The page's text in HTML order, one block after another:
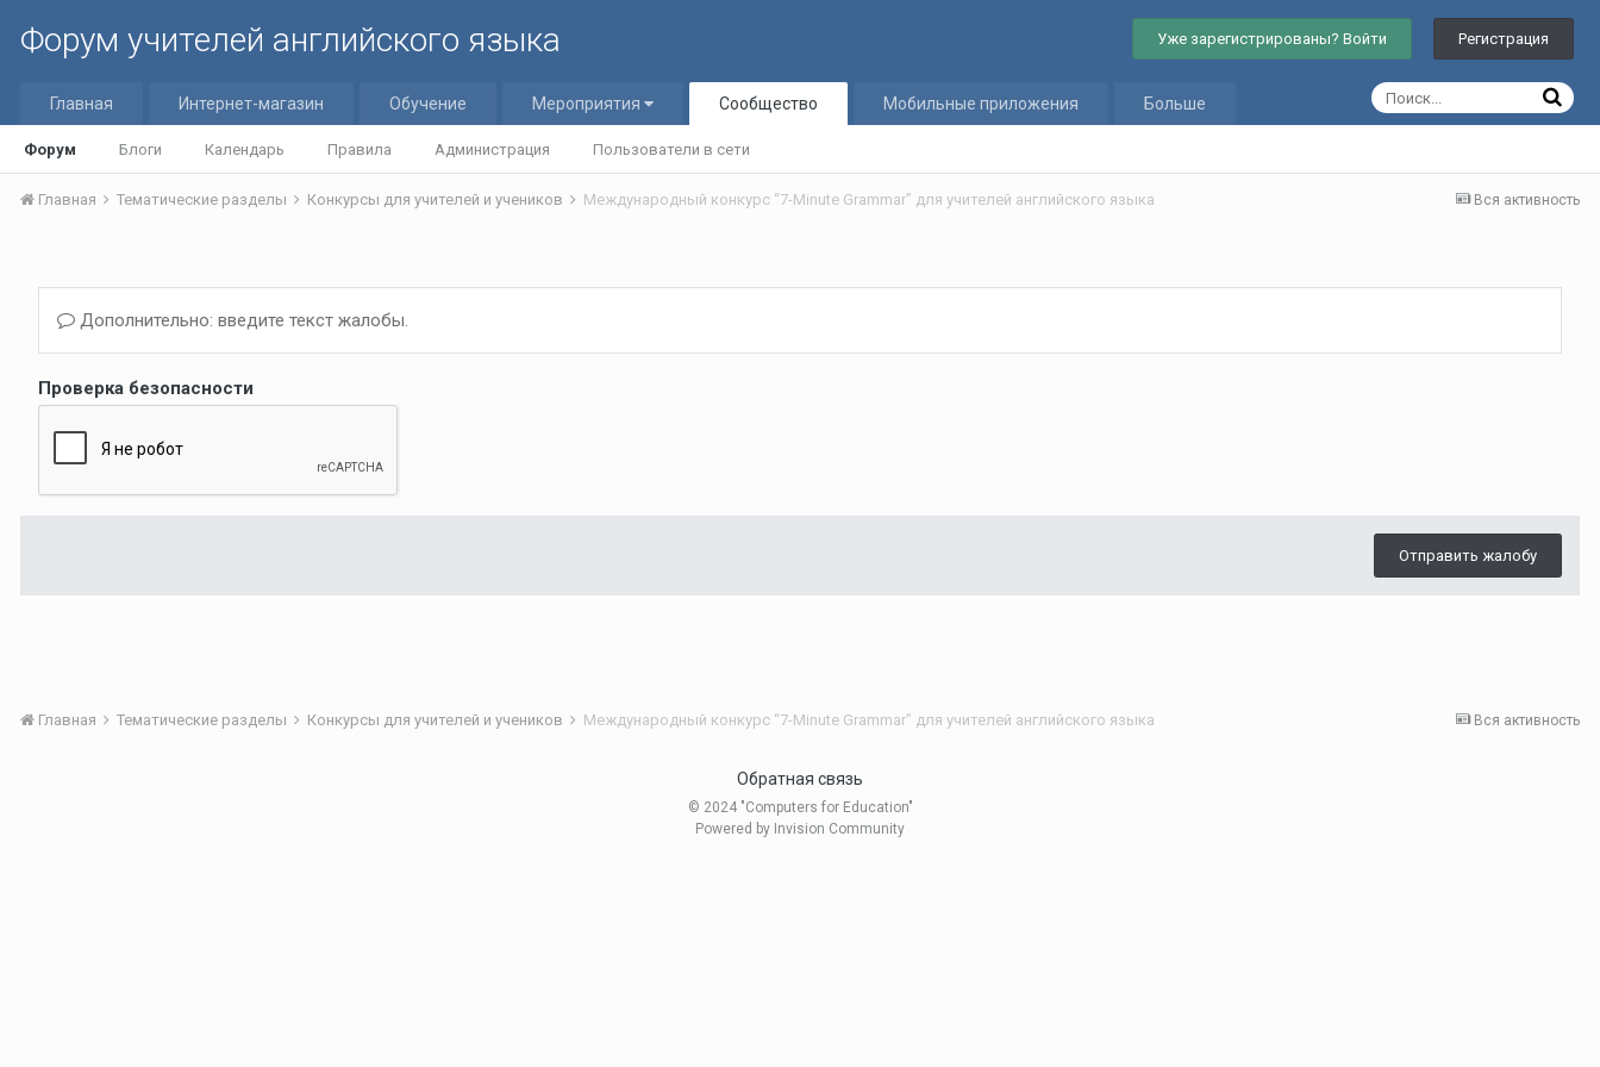
Форум учителей английского языка Уже зарегистрированы? Войти Регистрация
Главная Интернет-магазин Обучение Мероприятия Сообщество
Форум Блоги Календарь Правила Администрация Пользователи в сети
Мобильные приложения Больше
Вся активность
Главная Тематические разделы Конкурсы для учителей и учеников Международный конкурс “7-Minute Grammar” для учителей английского языка
Дополнительно: введите текст жалобы.
Проверка безопасности
Отправить жалобу
Вся активность
Главная Тематические разделы Конкурсы для учителей и учеников Международный конкурс “7-Minute Grammar” для учителей английского языка
Обратная связь
© 2024 "Computers for Education"
Powered by Invision Community